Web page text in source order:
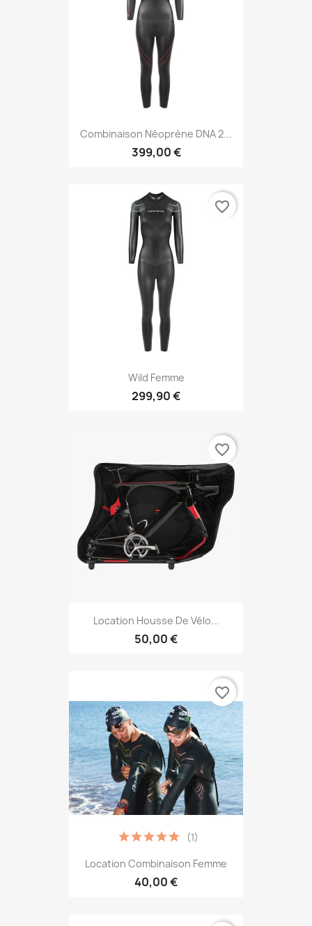
Combinaison Néoprène DNA 2...
399,00 €
Wild Femme
299,90 €
favorite_border
Location Housse De Vélo...
50,00 €
favorite_border
Location Combinaison Femme
40,00 €
(1)
favorite_border